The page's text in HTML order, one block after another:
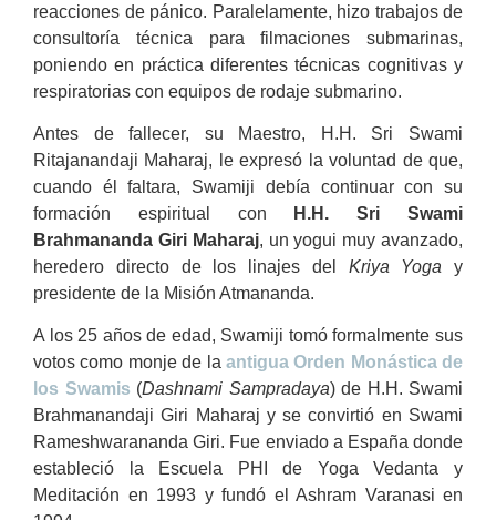
reacciones de pánico. Paralelamente, hizo trabajos de
consultoría técnica para filmaciones submarinas,
poniendo en práctica diferentes técnicas cognitivas y
respiratorias con equipos de rodaje submarino.
Antes de fallecer, su Maestro, H.H. Sri Swami
Ritajanandaji Maharaj, le expresó la voluntad de que,
cuando él faltara, Swamiji debía continuar con su
formación espiritual con
H.H. Sri Swami
Brahmananda Giri Maharaj, un yogui muy avanzado,
heredero directo de los linajes del Kriya Yoga y
presidente de la Misión Atmananda.
A los 25 años de edad, Swamiji tomó formalmente sus
votos como monje de la antigua Orden Monástica de
los Swamis (Dashnami Sampradaya) de H.H. Swami
Brahmanandaji Giri Maharaj y se convirtió en Swami
Rameshwarananda Giri. Fue enviado a España donde
estableció la Escuela PHI de Yoga Vedanta y
Meditación en 1993 y fundó el Ashram Varanasi en